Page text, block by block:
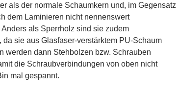
als der normale Schaumkern und, im Gegensatz
dem Laminieren nicht nennenswert
Anders als Sperrholz sind sie zudem
da sie aus Glasfaser-verstärktem PU-Schaum
werden dann Stehbolzen bzw. Schrauben
die Schraubverbindungen von oben nicht
mal gespannt.